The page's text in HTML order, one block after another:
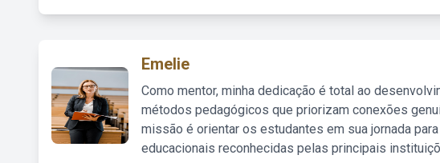
Emelie
Como mentor, minha dedicação é total ao
métodos pedagógicos que priorizam conexões
missão é orientar os estudantes em sua jornada
educacionais reconhecidas pelas principais